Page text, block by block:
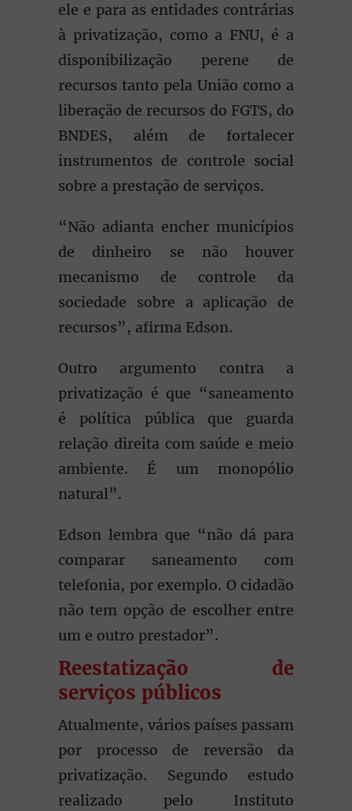
ele e para as entidades contrárias
à privatização, como a FNU, é a
disponibilização perene de
recursos tanto pela União como a
liberação de recursos do FGTS, do
BNDES, além de fortalecer
instrumentos de controle social
sobre a prestação de serviços.
“Não adianta encher municípios
de dinheiro se não houver
mecanismo de controle da
sociedade sobre a aplicação de
recursos”, afirma Edson.
Outro argumento contra a
privatização é que “saneamento
é política pública que guarda
relação direita com saúde e meio
ambiente. É um monopólio
natural”.
Edson lembra que “não dá para
comparar saneamento com
telefonia, por exemplo. O cidadão
não tem opção de escolher entre
um e outro prestador”.
Reestatização de
serviços públicos
Atualmente, vários países passam
por processo de reversão da
privatização. Segundo estudo
realizado pelo Instituto